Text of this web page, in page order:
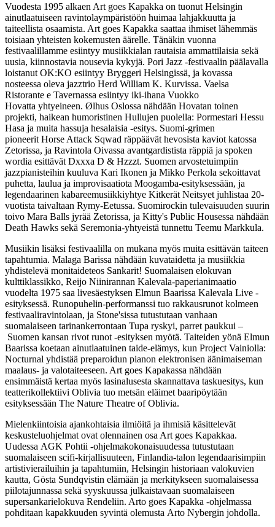
Vuodesta 1995 alkaen Art goes Kapakka on tuonut Helsingin
ainutlaatuiseen ravintolaympäristöön huimaa lahjakkuutta ja
taiteellista osaamista. Art goes Kapakka saattaa ihmiset lähemmäs
toisiaan yhteisten kokemusten äärelle. Tänäkin vuonna
festivaalillamme esiintyy musiikkialan rautaisia ammattilaisia sekä
uusia, kiinnostavia nousevia kykyjä. Pori Jazz -festivaalin päälavalla
loistanut OK:KO esiintyy Bryggeri Helsingissä, ja kovassa
nosteessa oleva jazztrio Herd William K. Kurvissa. Vaelsa
Ristorante e Tavernassa esiintyy iki-ihana Vuokko
Hovatta yhtyeineen. Ølhus Oslossa nähdään Hovatan toinen
projekti, haikean humoristinen Hullujen puolella: Pormestari Hessu
Hasa ja muita hassuja hesalaisia -esitys. Suomi-grimen
pioneerit Horse Attack Sqwad räppäävät hevosista kaviot katossa
Zetorissa, ja Ravintola Oivassa avantgardistista räppiä ja spoken
wordia esittävät Dxxxa D & Hzzzt. Suomen arvostetuimpiin
jazzpianisteihin kuuluva Kari Ikonen ja Mikko Perkola sekoittavat
puhetta, laulua ja improvisaatiota Moogamba-esityksessään, ja
legendaarinen kabareemusiikkiyhtye Kitkerät Neitsyet juhlistaa 20-
vuotista taivaltaan Rymy-Eetussa. Suomirockin tulevaisuuden suurin
toivo Mara Balls jyrää Zetorissa, ja Kitty's Public Housessa nähdään
Death Hawks sekä Seremonia-yhtyeistä tunnettu Teemu Markkula.
Musiikin lisäksi festivaalilla on mukana myös muita esittävän taiteen
tapahtumia. Malaga Barissa nähdään kuvataidetta ja musiikkia
yhdistelevä monitaideteos Sankarit! Suomalaisen elokuvan
kulttiklassikko, Reijo Niinirannan Kalevala-paperianimaatio
vuodelta 1975 saa livesäestyksen Elmun Baarissa Kalevala Live -
esityksessä. Runopuhelin-performanssi tuo rakkausrunot kolmeen
festivaaliravintolaan, ja Stone'sissa tutustutaan vanhaan
suomalaiseen tarinankerrontaan Tupa ryskyi, parret paukkui –
Suomen kansan rivot runot -esityksen myötä. Taiteiden yönä Elmun
Baarissa koetaan ainutlaatuinen taide-elämys, kun Project Vainiolla:
Nocturnal yhdistää preparoidun pianon elektronisen äänimaiseman
maalaus- ja valotaiteeseen. Art goes Kapakassa nähdään
ensimmäistä kertaa myös lasinalusesta skannattava taskuesitys, kun
teatterikollektiivi Oblivia tuo metsän eläimet baaripöytään
esityksessään The Nature Theatre of Oblivia.
Mielenkiintoisia ajankohtaisia ilmiöitä ja ihmisiä käsittelevät
keskusteluohjelmat ovat olennainen osa Art goes Kapakkaa.
Uudessa AGK Pohtii -ohjelmakokonaisuudessa tutustutaan
suomalaiseen scifi-kirjallisuuteen, Finlandia-talon legendaarisimpiin
artistivierailuihin ja tapahtumiin, Helsingin historiaan valokuvien
kautta, Gösta Sundqvistin elämään ja merkitykseen suomalaisessa
piilotajunnassa sekä syyskuussa julkaistavaan suomalaiseen
supersankarielokuva Rendeliin. Arto goes Kapakka -ohjelmassa
pohditaan kapakkuuden syvintä olemusta Arto Nybergin johdolla.